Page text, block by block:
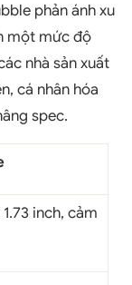
phản ánh xu
một mức độ
nhà sản xuất
cá nhân hóa
spec.
inch, cảm